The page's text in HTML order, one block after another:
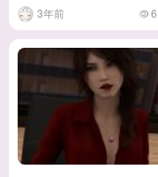
3年前